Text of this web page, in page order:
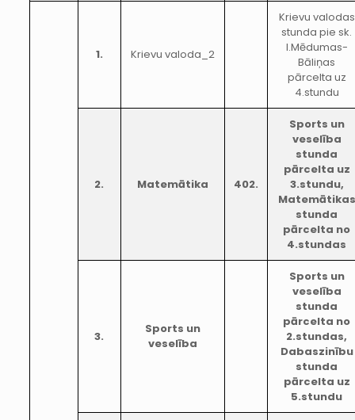
1. Krievu valoda_2
Krievu valodas
stunda pie sk.
I.Mēdumas-
Bāliņas
pārcelta uz
4.stundu
2. Matemātika 402.
Sports un
veselība
stunda
pārcelta uz
3.stundu,
Matemātikas
stunda
pārcelta no
4.stundas
3.
Sports un
veselība
Sports un
veselība
stunda
pārcelta no
2.stundas,
Dabaszinību
stunda
pārcelta uz
5.stundu